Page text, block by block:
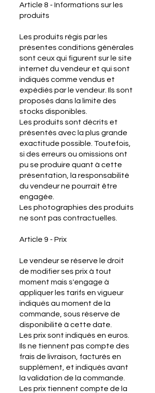
Article 8 - Informations sur les
produits
Les produits régis par les
présentes conditions générales
sont ceux qui figurent sur le site
internet du vendeur et qui sont
indiqués comme vendus et
expédiés par le vendeur. Ils sont
proposés dans la limite des
stocks disponibles.
Les produits sont décrits et
présentés avec la plus grande
exactitude possible. Toutefois,
si des erreurs ou omissions ont
pu se produire quant à cette
présentation, la responsabilité
du vendeur ne pourrait être
engagée.
Les photographies des produits
ne sont pas contractuelles.
Article 9 - Prix
Le vendeur se réserve le droit
de modifier ses prix à tout
moment mais s'engage à
appliquer les tarifs en vigueur
indiqués au moment de la
commande, sous réserve de
disponibilité à cette date.
Les prix sont indiqués en euros.
Ils ne tiennent pas compte des
frais de livraison, facturés en
supplément, et indiqués avant
la validation de la commande.
Les prix tiennent compte de la